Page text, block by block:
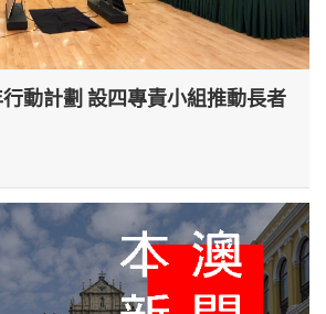
動計劃 設四專責小組推動長者